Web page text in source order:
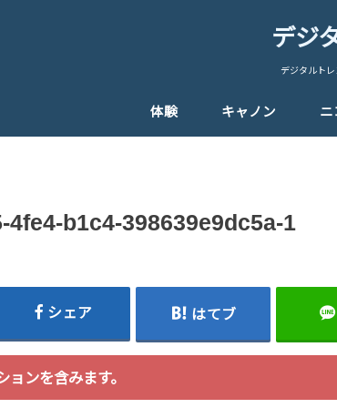
デジ
デジタルト
体験 キャノン ニ
4fe4-b1c4-398639e9dc5a-1
シェア はてブ
ンを含みます。